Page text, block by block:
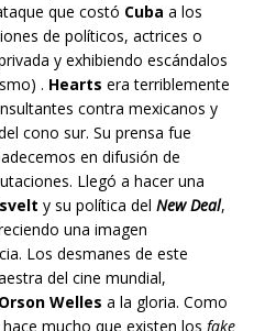
que costó Cuba a los
de políticos, actrices o
y exhibiendo escándalos
. Hearts era terriblemente
contra mexicanos y
cono sur. Su prensa fue
en difusión de
Llegó a hacer una
y su política del New Deal,
una imagen
Los desmanes de este
del cine mundial,
Orson Welles a la gloria. Como
mucho que existen los fake